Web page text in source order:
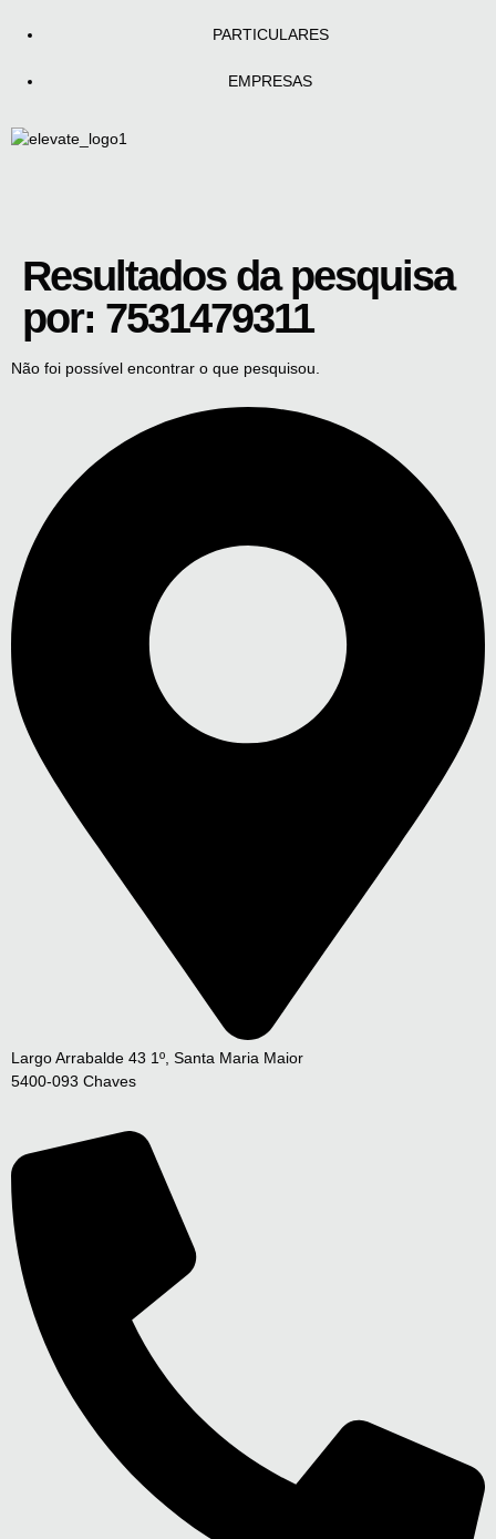
PARTICULARES
EMPRESAS
Resultados da pesquisa
por: 7531479311
Não foi possível encontrar o que pesquisou.
Largo Arrabalde 43 1º, Santa Maria Maior
5400-093 Chaves